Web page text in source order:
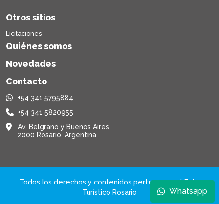
Whatsapp
Otros sitios
Licitaciones
Quiénes somos
Novedades
Contacto
+54 341 5795884
+54 341 5820955
Av. Belgrano y Buenos Aires
2000 Rosario, Argentina
Todos los derechos y contenidos pertenecen al Ente
Turístico Rosario